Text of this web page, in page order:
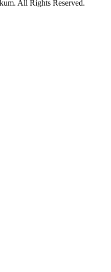
All Rights Reserved.